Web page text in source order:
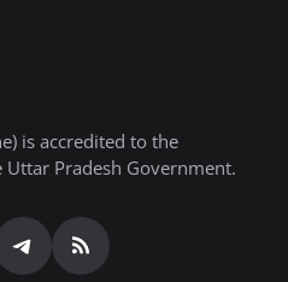
is accredited to the
Pradesh Government.